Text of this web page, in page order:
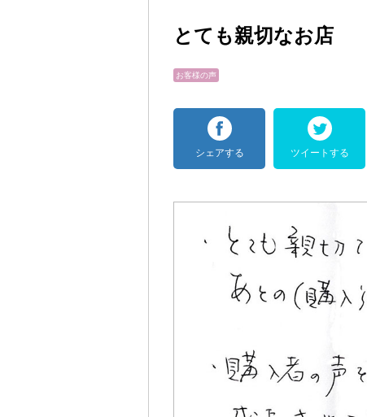
とても親切なお店
お客様の声
シェアする ツイートする